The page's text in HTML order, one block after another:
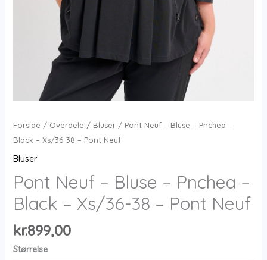
Forside / Overdele / Bluser/ Pont Neuf – Bluse – Pnchea –
Black – Xs/36-38 – Pont Neuf
Bluser
Pont Neuf – Bluse – Pnchea –
Black – Xs/36-38 – Pont Neuf
kr.899,00
Størrelse